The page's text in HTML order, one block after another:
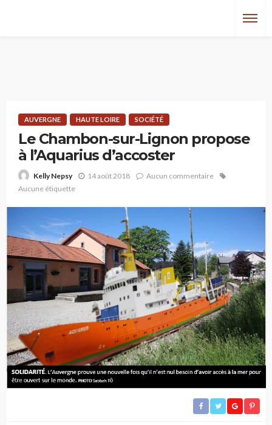
AUVERGNE HAUTE LOIRE SOCIÉTÉ
Le Chambon-sur-Lignon propose
à l’Aquarius d’accoster
Kelly Nepsy 14 août 2018
Aucun commentaire
Aucune étiquette